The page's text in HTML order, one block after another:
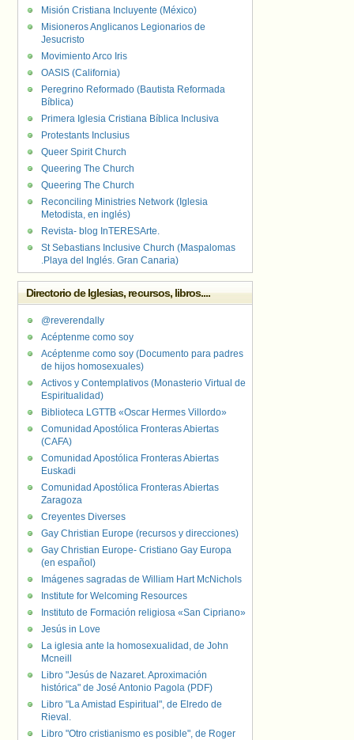
Misión Cristiana Incluyente (México)
Misioneros Anglicanos Legionarios de
Jesucristo
Movimiento Arco Iris
OASIS (California)
Peregrino Reformado (Bautista Reformada
Bíblica)
Primera Iglesia Cristiana Bíblica Inclusiva
Protestants Inclusius
Queer Spirit Church
Queering The Church
Queering The Church
Reconciling Ministries Network (Iglesia
Metodista, en inglés)
Revista- blog InTERESArte.
St Sebastians Inclusive Church (Maspalomas
.Playa del Inglés. Gran Canaria)
Directorio de Iglesias, recursos, libros....
@reverendally
Acéptenme como soy
Acéptenme como soy (Documento para padres
de hijos homosexuales)
Activos y Contemplativos (Monasterio Virtual de
Espiritualidad)
Biblioteca LGTTB «Oscar Hermes Villordo»
Comunidad Apostólica Fronteras Abiertas
(CAFA)
Comunidad Apostólica Fronteras Abiertas
Euskadi
Comunidad Apostólica Fronteras Abiertas
Zaragoza
Creyentes Diverses
Gay Christian Europe (recursos y direcciones)
Gay Christian Europe- Cristiano Gay Europa
(en español)
Imágenes sagradas de William Hart McNichols
Institute for Welcoming Resources
Instituto de Formación religiosa «San Cipriano»
Jesús in Love
La iglesia ante la homosexualidad, de John
Mcneill
Libro "Jesús de Nazaret. Aproximación
histórica" de José Antonio Pagola (PDF)
Libro "La Amistad Espiritual", de Elredo de
Rieval.
Libro "Otro cristianismo es posible", de Roger